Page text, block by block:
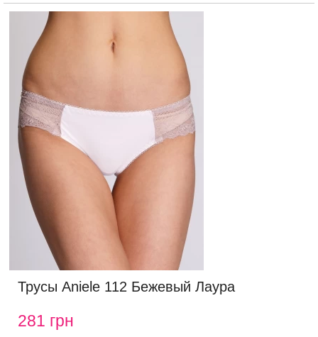
Трусы Aniele 112 Бежевый Лаура
281 грн